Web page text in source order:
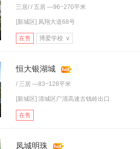
三居/ / 五居 —96~270平米
[新城区] 凤翔大道68号
在售 博爱学校 ∨
恒大银湖城
/ 三居 —83~128平米
[新城区] 清城区广清高速古钱岭出口
在售
凤城明珠